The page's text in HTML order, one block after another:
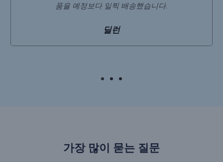
품을 예정보다 일찍 배송했습니다.
딜런
가장 많이 묻는 질문